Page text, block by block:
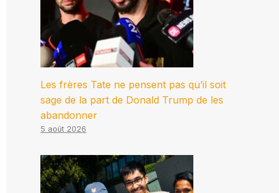
Les frères Tate ne pensent pas qu’il soit
sage de la part de Donald Trump de les
abandonner
5 août 2026